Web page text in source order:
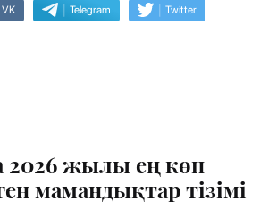
VK | Telegram | Twitter
2026 жылы ең көп
мамандықтар тізімі